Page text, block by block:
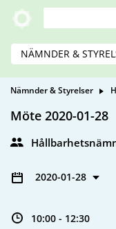
NÄMNDER &
Nämnder & Styrelser
Möte 2020-01-28
2020-01-28
10:00 - 12:30